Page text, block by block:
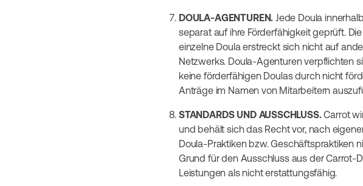
DOULA-AGENTUREN. Jede Doula
separat auf ihre Förderfähigkeit geprüft.
einzelne Doula erstreckt sich nicht auf
Netzwerks. Doula-Agenturen verpflichten
keine förderfähigen Doulas durch nicht
Anträge im Namen von Mitarbeitern
STANDARDS UND AUSSCHLUSS.Carrot
und behält sich das Recht vor, nach
Doula-Praktiken bzw. Geschäftspraktiken
Grund für den Ausschluss aus der Carrot-
Leistungen als nicht erstattungsfähig.